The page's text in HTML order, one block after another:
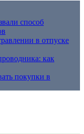
способ
в отпуске
как
покупки в